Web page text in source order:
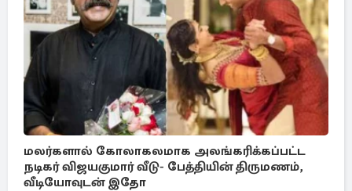
மலர்களால் கோலாகலமாக அலங்கரிக்கப்பட்ட
நடிகர் விஜயகுமார் வீடு- பேத்தியின் திருமணம்,
வீடியோவுடன் இதோ